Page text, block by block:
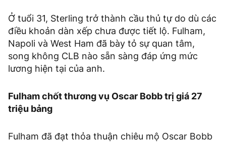
Ở tuổi 31, Sterling trở thành cầu thủ tự do dù các
điều khoản dàn xếp chưa được tiết lộ. Fulham,
Napoli và West Ham đã bày tỏ sự quan tâm,
song không CLB nào sẵn sàng đáp ứng mức
lương hiện tại của anh.
Fulham chốt thương vụ Oscar Bobb trị giá 27
triệu bảng
Fulham đã đạt thỏa thuận chiêu mộ Oscar Bobb